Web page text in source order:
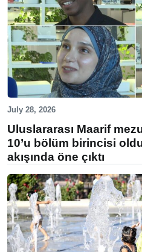
July 28, 2026
Uluslararası Maarif
10’u bölüm birincisi
akışında öne çıktı